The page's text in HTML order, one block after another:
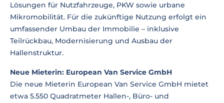
Lösungen für Nutzfahrzeuge, PKW sowie urbane
Mikromobilität. Für die zukünftige Nutzung erfolgt ein
umfassender Umbau der Immobilie – inklusive
Teilrückbau, Modernisierung und Ausbau der
Hallenstruktur.
Neue Mieterin: European Van Service GmbH
Die neue Mieterin European Van Service GmbH mietet
etwa 5.550 Quadratmeter Hallen-, Büro- und